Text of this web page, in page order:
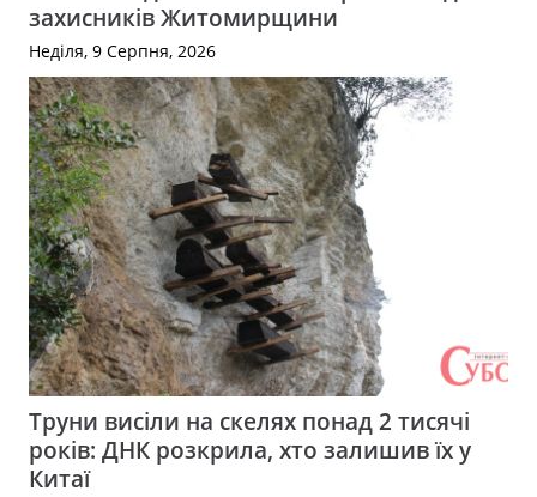
захисників Житомирщини
Неділя, 9 Серпня, 2026
Труни висіли на скелях понад 2 тисячі
років: ДНК розкрила, хто залишив їх у
Китаї